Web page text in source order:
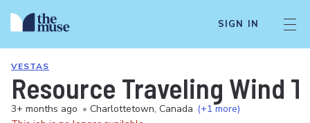
SIGN IN
VESTAS
Resource Traveling Wind
3+ months ago • Charlottetown, Canada (+1 more)